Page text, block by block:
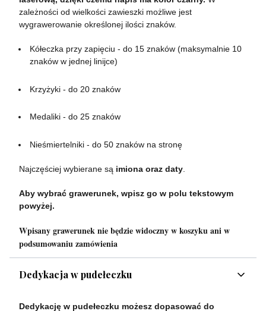
zależności od wielkości zawieszki możliwe jest
wygrawerowanie określonej ilości znaków.
Kółeczka przy zapięciu - do 15 znaków (maksymalnie 10
znaków w jednej linijce)
Krzyżyki - do 20 znaków
Medaliki - do 25 znaków
Nieśmiertelniki - do 50 znaków na stronę
Najczęściej wybierane są imiona oraz daty
Aby wybrać grawerunek, wpisz go w polu tekstowym
powyżej.
Wpisany grawerunek nie będzie widoczny w koszyku ani w
podsumowaniu zamówienia
Dedykacja w pudełeczku
Dedykację w pudełeczku możesz dopasować do